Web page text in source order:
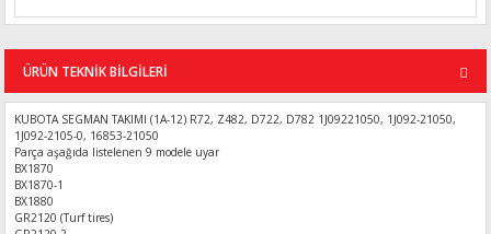
ÜRÜN TEKNİK BİLGİLERİ
KUBOTA SEGMAN TAKIMI (1A-12) R72, Z482, D722, D782 1J09221050, 1J092-21050,
1J092-2105-0, 16853-21050
Parça aşağıda listelenen 9 modele uyar
BX1870
BX1870-1
BX1880
GR2120 (Turf tires)